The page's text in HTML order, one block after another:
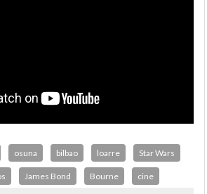
osuna bilbao loarre Star Wars
James Bond Bourne cine